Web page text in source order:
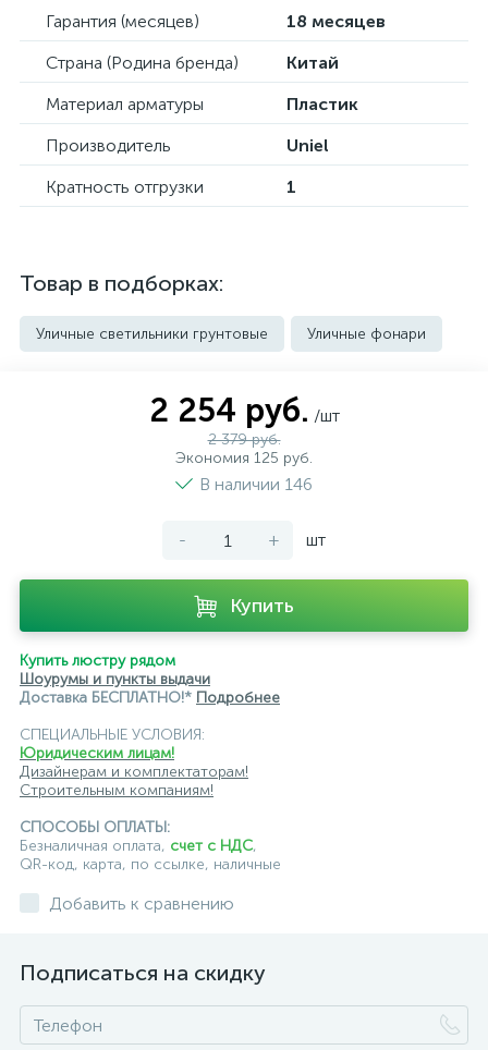
Гарантия (месяцев)
18 месяцев
Страна (Родина бренда)
Китай
Материал арматуры
Пластик
Производитель
Uniel
Кратность отгрузки
1
Товар в подборках:
Уличные светильники грунтовые Уличные фонари
2 254 руб. /шт
2 379 руб.
Экономия 125 руб.
В наличии 146
- + шт
Купить
Купить люстру рядом
Шоурумы и пункты выдачи
Доставка БЕСПЛАТНО!* Подробнее
СПЕЦИАЛЬНЫЕ УСЛОВИЯ:
Юридическим лицам!
Дизайнерам и комплектаторам!
Строительным компаниям!
СПОСОБЫ ОПЛАТЫ:
Безналичная оплата, счет с НДС,
QR-код, карта, по ссылке, наличные
Добавить к сравнению
Подписаться на скидку